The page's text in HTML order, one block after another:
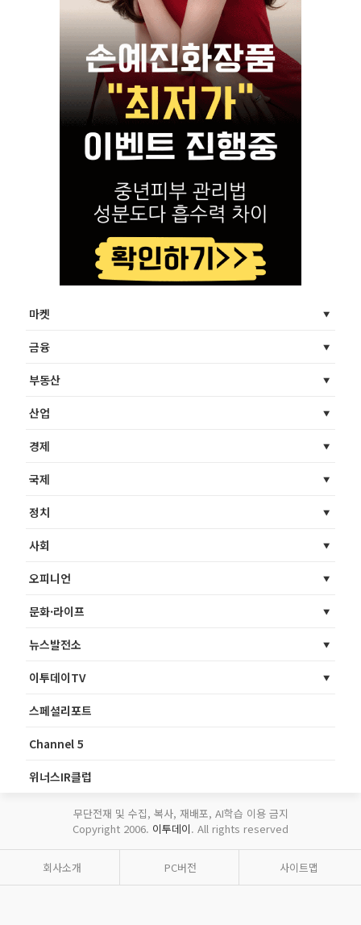
마켓
금융
부동산
산업
경제
국제
정치
사회
오피니언
문화·라이프
뉴스발전소
이투데이TV
스페셜리포트
Channel 5
위너스IR클럽
무단전재 및 수집, 복사, 재배포, AI학습 이용 금지
Copyright 2006. 이투데이. All rights reserved
회사소개 PC버전 사이트맵